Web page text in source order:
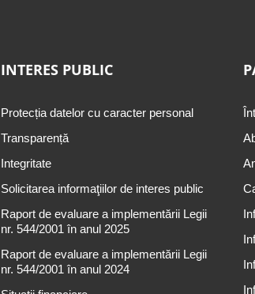
INTERES PUBLIC
Protecția datelor cu caracter personal
Transparență
Integritate
Solicitarea informaţiilor de interes public
Raport de evaluare a implementării Legii
nr. 544/2001 în anul 2025
Raport de evaluare a implementării Legii
nr. 544/2001 în anul 2024